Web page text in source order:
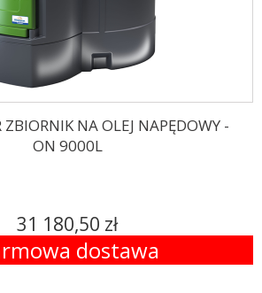
NA OLEJ NAPĘDOWY -
ON 9000L
31 180,50 zł
dostawa